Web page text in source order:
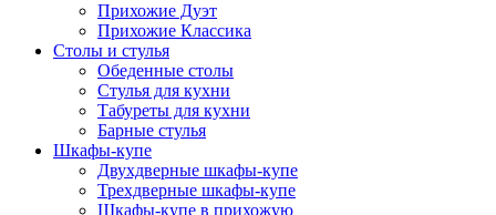
Прихожие Дуэт
Прихожие Классика
Столы и стулья
Обеденные столы
Стулья для кухни
Табуреты для кухни
Барные стулья
Шкафы-купе
Двухдверные шкафы-купе
Трехдверные шкафы-купе
Шкафы-купе в прихожую